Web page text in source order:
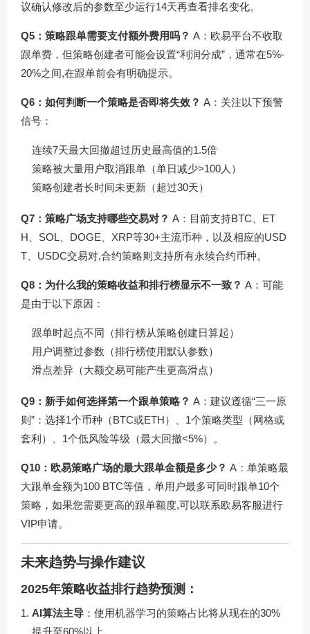
议确认修改后的参数至少运行14天再查看排名变化。
Q5：策略跟单需要支付额外费用吗？ A：欧易平台不收取
跟单费，但策略创建者可能会设置“利润分成”，通常在5%-
20%之间,在跟单前会有明确提示。
Q6：如何判断一个策略是否即将失效？ A：关注以下预警
信号：
连续7天最大回撤超过历史最高值的1.5倍
策略被大量用户取消跟单（单日减少>100人）
策略创建者长时间未更新（超过30天）
Q7：策略广场支持哪些交易对？ A：目前支持BTC、ET
H、SOL、DOGE、XRP等30+主流币种，以及相应的USD
T、USDC交易对,合约策略则支持所有永续合约币种。
Q8：为什么我的策略收益和排行榜显示不一致？ A：可能
是由于以下原因：
跟单时起点不同（排行榜从策略创建日算起）
用户调整过参数（排行榜使用默认参数）
滑点差异（大额交易可能产生更高滑点）
Q9：新手如何选择第一个跟单策略？ A：建议遵循“三一原
则”：选择1个币种（BTC或ETH）、1个策略类型（网格或
套利）、1个低风险等级（最大回撤<5%）。
Q10：欧易策略广场的最大跟单金额是多少？ A：单策略最
大跟单金额为100 BTC等值，单用户最多可同时跟单10个
策略，如果您需要更高的跟单额度,可以联系欧易客服进行
VIP申请。
未来趋势与操作建议
2025年策略收益排行趋势预测：
AI算法主导 ：使用机器学习的策略占比将从现在的30%
提升至60%以上